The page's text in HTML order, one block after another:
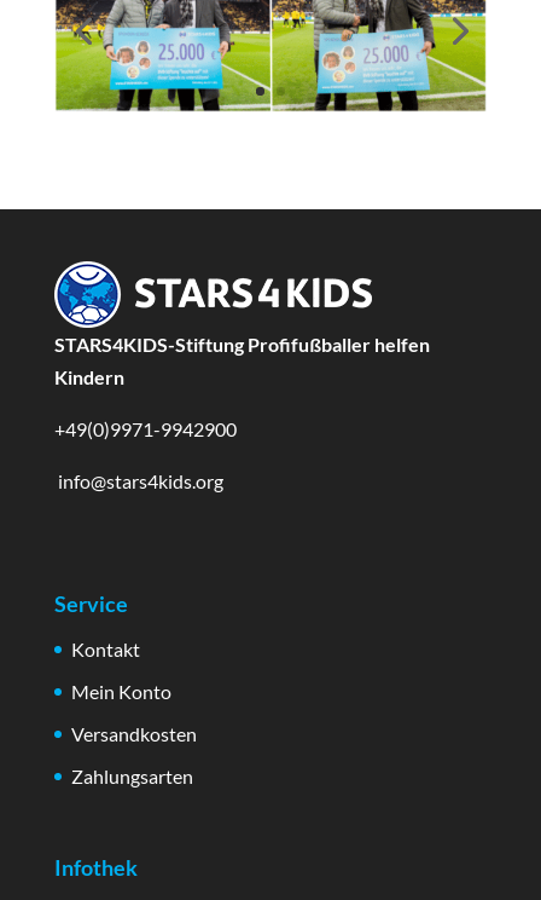
STARS4KIDS-Stiftung Profifußballer helfen
Kindern
+49(0)9971-9942900
info@stars4kids.org
Service
Kontakt
Mein Konto
Versandkosten
Zahlungsarten
Infothek